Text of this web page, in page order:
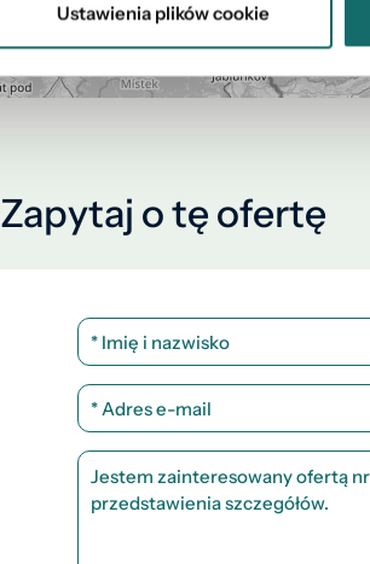
Ustawienia plików cookie
Zapytaj o tę ofertę